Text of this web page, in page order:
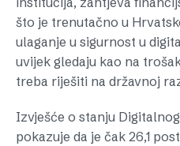
što je trenutačno u
ulaganje u sigurnost u
uvijek gledaju kao na
treba riješiti na državnoj
Izvješće o stanju
pokazuje da je čak 26,1